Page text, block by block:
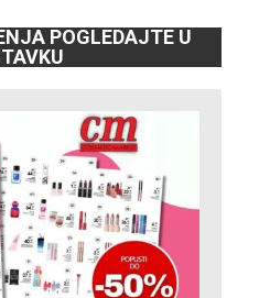
POGLEDAJTE U